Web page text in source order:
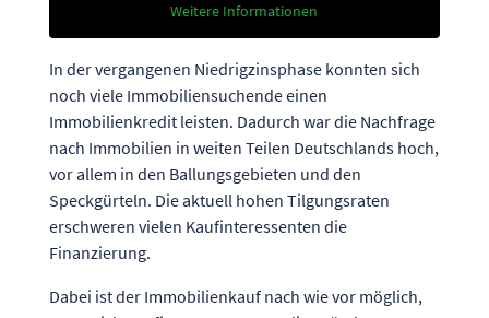
Weitere Informationen
In der vergangenen Niedrigzinsphase konnten sich
noch viele Immobiliensuchende einen
Immobilienkredit leisten. Dadurch war die Nachfrage
nach Immobilien in weiten Teilen Deutschlands hoch,
vor allem in den Ballungsgebieten und den
Speckgürteln. Die aktuell hohen Tilgungsraten
erschweren vielen Kaufinteressenten die
Finanzierung.
Dabei ist der Immobilienkauf nach wie vor möglich,